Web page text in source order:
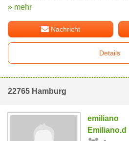
» mehr
Nachricht
Details
22765 Hamburg
emiliano
Emiliano.d